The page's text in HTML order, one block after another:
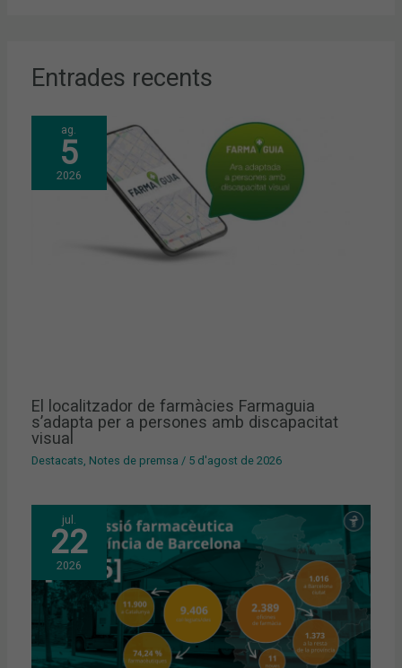
Entrades recents
ag.
5
2026
El localitzador de farmàcies Farmaguia
s’adapta per a persones amb discapacitat
visual
Destacats Notes de premsa / 5 d'agost de 2026
jul.
22
2026